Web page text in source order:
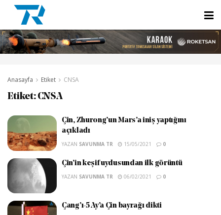
Anasayfa Etiket CNSA
Etiket: CNSA
Çin, Zhurong’un Mars’a iniş yaptığını
açıkladı
YAZAN SAVUNMA TR 15/05/2021 0
Çin’in keşif uydusundan ilk görüntü
YAZAN SAVUNMA TR 06/02/2021 0
Çang’ı-5 Ay’a Çin bayrağı dikti